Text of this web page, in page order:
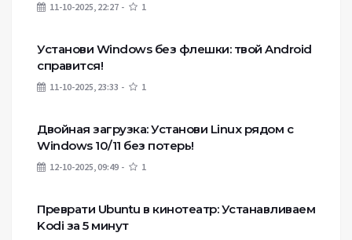
11-10-2025, 22:27 1
Установи Windows без флешки: твой Android
справится!
11-10-2025, 23:33 1
Двойная загрузка: Установи Linux рядом с
Windows 10/11 без потерь!
12-10-2025, 09:49 1
Преврати Ubuntu в кинотеатр: Устанавливаем
Kodi за 5 минут